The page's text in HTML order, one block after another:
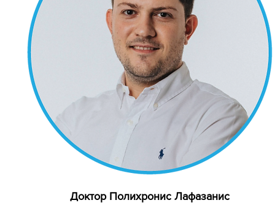
Доктор Полихронис Лафазанис